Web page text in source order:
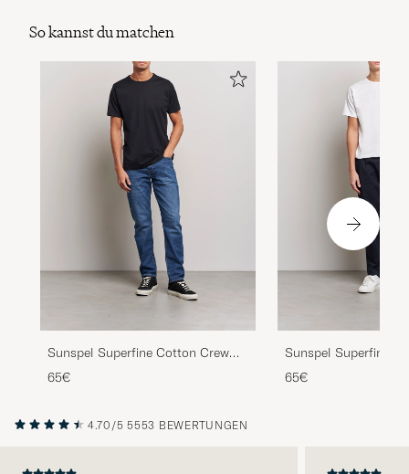
So kannst du matchen
Sunspel Superfine Cotton Crew
Neck T-Shirt Black
65€
Sunspel Superfine
Neck T-Shirt White
65€
4.70/5 5553 BEWERTUNGEN